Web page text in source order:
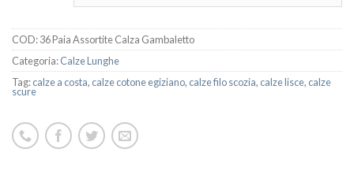
COD:36 Paia Assortite Calza Gambaletto
Categoria:Calze Lunghe
Tag:calze a costa, calze cotone egiziano, calze filo scozia, calze lisce, calze
scure